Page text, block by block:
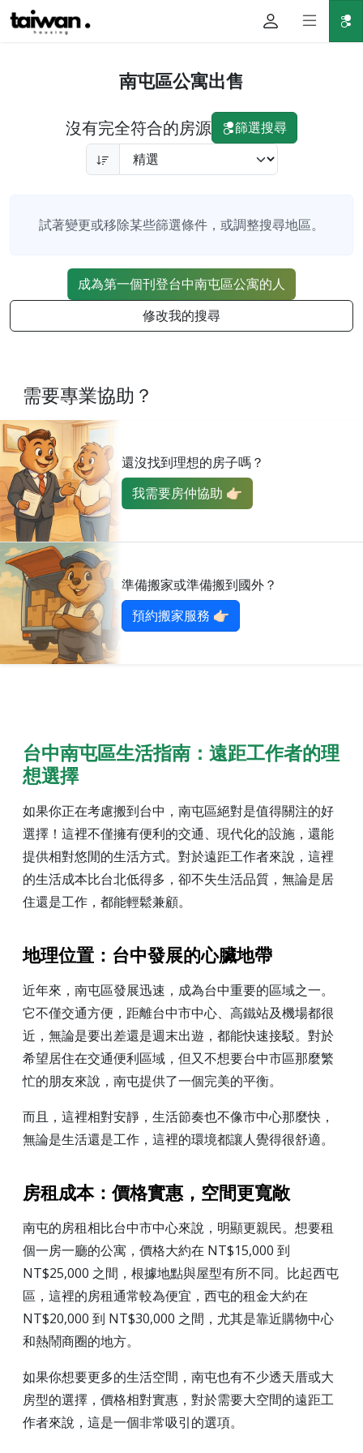
南屯區公寓出售
沒有完全符合的房源 篩選搜尋
試著變更或移除某些篩選條件，或調整搜尋地區。
成為第一個刊登台中南屯區公寓的人
修改我的搜尋
需要專業協助？
還沒找到理想的房子嗎？
我需要房仲協助 👉🏻
準備搬家或準備搬到國外？
預約搬家服務 👉🏻
台中南屯區生活指南：遠距工作者的理
想選擇
如果你正在考慮搬到台中，南屯區絕對是值得關注的好
選擇！這裡不僅擁有便利的交通、現代化的設施，還能
提供相對悠閒的生活方式。對於遠距工作者來說，這裡
的生活成本比台北低得多，卻不失生活品質，無論是居
住還是工作，都能輕鬆兼顧。
地理位置：台中發展的心臟地帶
近年來，南屯區發展迅速，成為台中重要的區域之一。
它不僅交通方便，距離台中市中心、高鐵站及機場都很
近，無論是要出差還是週末出遊，都能快速接駁。對於
希望居住在交通便利區域，但又不想要台中市區那麼繁
忙的朋友來說，南屯提供了一個完美的平衡。
而且，這裡相對安靜，生活節奏也不像市中心那麼快，
無論是生活還是工作，這裡的環境都讓人覺得很舒適。
房租成本：價格實惠，空間更寬敞
南屯的房租相比台中市中心來說，明顯更親民。想要租
個一房一廳的公寓，價格大約在 NT$15,000 到
NT$25,000 之間，根據地點與屋型有所不同。比起西屯
區，這裡的房租通常較為便宜，西屯的租金大約在
NT$20,000 到 NT$30,000 之間，尤其是靠近購物中心
和熱鬧商圈的地方。
如果你想要更多的生活空間，南屯也有不少透天厝或大
房型的選擇，價格相對實惠，對於需要大空間的遠距工
作者來說，這是一個非常吸引的選項。